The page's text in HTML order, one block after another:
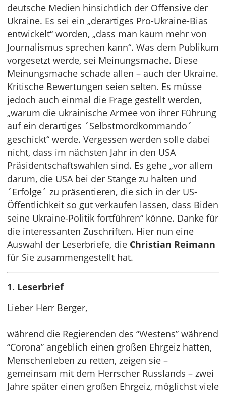
deutsche Medien hinsichtlich der Offensive der
Ukraine. Es sei ein „derartiges Pro-Ukraine-Bias
entwickelt“ worden, „dass man kaum mehr von
Journalismus sprechen kann“. Was dem Publikum
vorgesetzt werde, sei Meinungsmache. Diese
Meinungsmache schade allen – auch der Ukraine.
Kritische Bewertungen seien selten. Es müsse
jedoch auch einmal die Frage gestellt werden,
„warum die ukrainische Armee von ihrer Führung
auf ein derartiges ´Selbstmordkommando´
geschickt“ werde. Vergessen werden solle dabei
nicht, dass im nächsten Jahr in den USA
Präsidentschaftswahlen sind. Es gehe „vor allem
darum, die USA bei der Stange zu halten und
´Erfolge´ zu präsentieren, die sich in der US-
Öffentlichkeit so gut verkaufen lassen, dass Biden
seine Ukraine-Politik fortführen“ könne. Danke für
die interessanten Zuschriften. Hier nun eine
Auswahl der Leserbriefe, die Christian Reimann
für Sie zusammengestellt hat.
1. Leserbrief
Lieber Herr Berger,
während die Regierenden des “Westens” während
“Corona” angeblich einen großen Ehrgeiz hatten,
Menschenleben zu retten, zeigen sie –
gemeinsam mit dem Herrscher Russlands – zwei
Jahre später einen großen Ehrgeiz, möglichst viele